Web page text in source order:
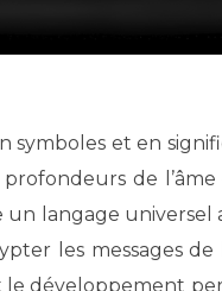
de
langage universel
les messages
développement